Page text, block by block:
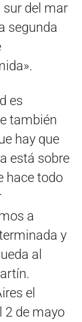
sur del mar
segunda
es
también
hay que
está sobre
hace todo
a
y
al
el
2 de mayo